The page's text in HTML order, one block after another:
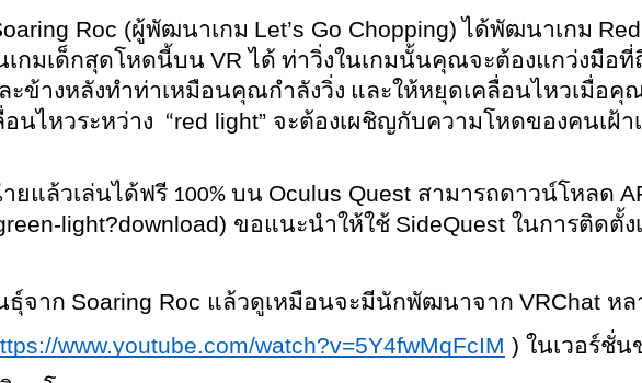
Roc (ผู้พัฒนาเกม Let’s Go Chopping) ได้พัฒนาเกม
กมเด็กสุดโหดนี้บน VR ได้ ท่าวิ่งในเกมนั้นคุณจะต้องแกว่งมือที่
ข้างหลังทำท่าเหมือนคุณกำลังวิ่ง และให้หยุดเคลื่อนไหวเมื่อคุณ
ไหวระหว่าง  “red light” จะต้องเผชิญกับความโหดของคนเฝ้า
ยแล้วเล่นได้ฟรี 100% บน Oculus Quest สามารถดาวน์โหลด
light?download) ขอแนะนำให้ใช้ SideQuest ในการติดตั้ง
ธุ์จาก Soaring Roc แล้วดูเหมือนจะมีนักพัฒนาจาก VRChat หล
www.youtube.com/watch?v=5Y4fwMqFcIM ) ในเวอร์ชั่